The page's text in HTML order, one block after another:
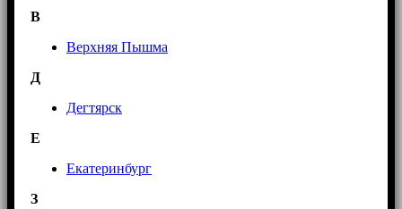
В
Верхняя Пышма
Д
Дегтярск
Е
Екатеринбург
З